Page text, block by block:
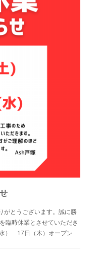
がとうございます。誠に勝
臨時休業とさせていただき
） 17日（木）オープン